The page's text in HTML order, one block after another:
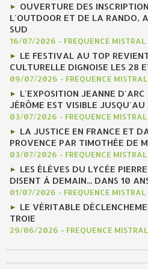
OUVERTURE DES
L'OUTDOOR ET DE LA RANDO,
SUD
16/07/2026 - FREQUENCE
LE FESTIVAL AU TOP
CULTURELLE DIGNOISE LES 28
09/07/2026 - FREQUENCE
L'EXPOSITION JEANNE
JÉRÔME EST VISIBLE
03/07/2026 - FREQUENCE
LA JUSTICE EN FRANCE ET
PROVENCE PAR TIMOTHÉE DE
03/07/2026 - FREQUENCE
LES ÉLÈVES DU LYCÉE
DISENT À DEMAIN... DANS 10
01/07/2026 - FREQUENCE
LE VÉRITABLE
TROIE
29/06/2026 - FREQUENCE